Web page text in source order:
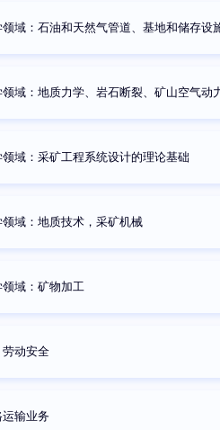
域：石油和天然气管道、基地和储存设
域：地质力学、岩石断裂、矿山空气动
域：采矿工程系统设计的理论基础
域：地质技术，采矿机械
域：矿物加工
动安全
输业务